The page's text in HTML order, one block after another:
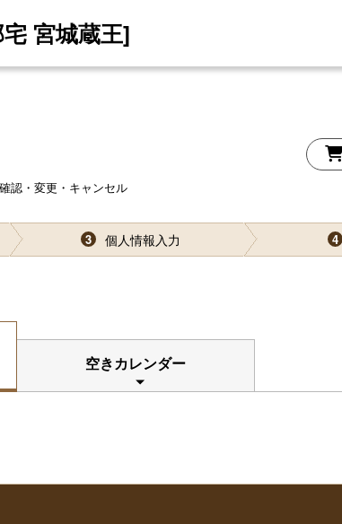
宮城蔵王]
認・変更・キャンセル
3 個人情報入力 4
空きカレンダー